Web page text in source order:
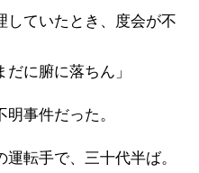
していたとき、度会が不
だに腑に落ちん」
事件だった。
転手で、三十代半ば。